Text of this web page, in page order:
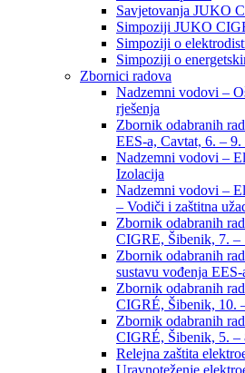
Savjetovanja JUKO
Simpoziji JUKO
Simpoziji o
Simpoziji o
Zbornici radova
Nadzemni vodovi –
rješenja
Zbornik odabranih
EES-a, Cavtat, 6. – 9.
Nadzemni vodovi –
Izolacija
Nadzemni vodovi –
– Vodiči i zaštitna
Zbornik odabranih
CIGRE, Šibenik, 7. –
Zbornik odabranih
sustavu vođenja
Zbornik odabranih
CIGRÉ, Šibenik, 10.
Zbornik odabranih
CIGRÉ, Šibenik, 5. –
Relejna zaštita
Uravnoteženje